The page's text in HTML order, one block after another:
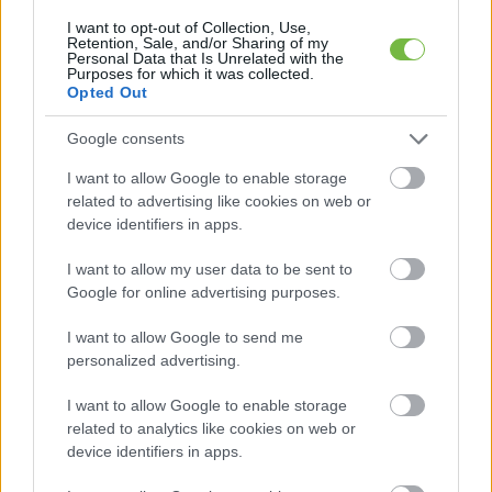
I want to opt-out of Collection, Use,
Retention, Sale, and/or Sharing of my
Personal Data that Is Unrelated with the
Purposes for which it was collected.
Opted Out
Google consents
I want to allow Google to enable storage
related to advertising like cookies on web or
device identifiers in apps.
I want to allow my user data to be sent to
Google for online advertising purposes.
I want to allow Google to send me
personalized advertising.
I want to allow Google to enable storage
related to analytics like cookies on web or
device identifiers in apps.
Oldal:3/ 3